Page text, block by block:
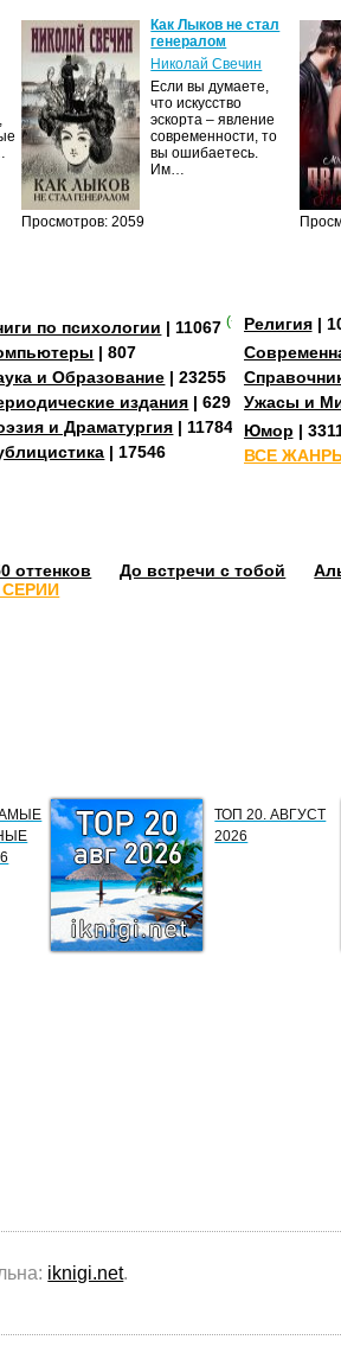
Просмотров: 2059
Как Лыков не стал
генералом
Николай Свечин
Если вы думаете,
что искусство
эскорта – явление
современности, то
вы ошибаетесь.
Им…
по психологии | 11067 (+2)
| 807
и Образование | 23255
издания | 629
и Драматургия | 11784
| 17546
Религия|
Ужасы и
Юмор |
ВСЕ
оттенков До встречи с тобой
СЕРИИ
ТОП 20. АВГУСТ
2026
iknigi.net.